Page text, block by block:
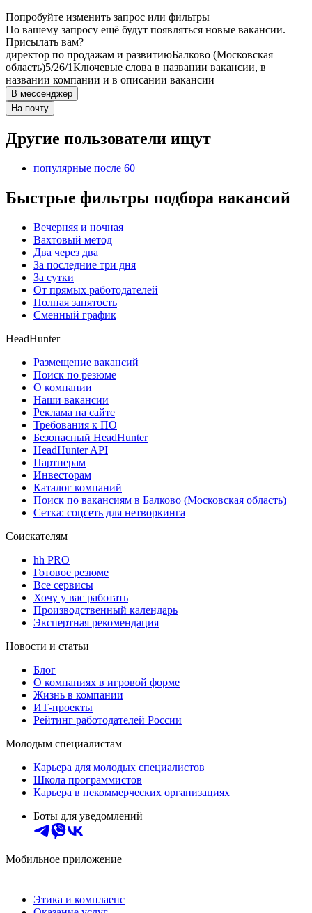
Попробуйте изменить запрос или фильтры
По вашему запросу ещё будут появляться новые вакансии.
Присылать вам?
директор по продажам и развитиюБалково (Московская
область)5/26/1Ключевые слова в названии вакансии, в
названии компании и в описании вакансии
В мессенджер
На почту
Другие пользователи ищут
популярные после 60
Быстрые фильтры подбора вакансий
Вечерняя и ночная
Вахтовый метод
Два через два
За последние три дня
За сутки
От прямых работодателей
Полная занятость
Сменный график
HeadHunter
Размещение вакансий
Поиск по резюме
О компании
Наши вакансии
Реклама на сайте
Требования к ПО
Безопасный HeadHunter
HeadHunter API
Партнерам
Инвесторам
Каталог компаний
Поиск по вакансиям в Балково (Московская область)
Сетка: соцсеть для нетворкинга
Соискателям
hh PRO
Готовое резюме
Все сервисы
Хочу у вас работать
Производственный календарь
Экспертная рекомендация
Новости и статьи
Блог
О компаниях в игровой форме
Жизнь в компании
ИТ-проекты
Рейтинг работодателей России
Молодым специалистам
Карьера для молодых специалистов
Школа программистов
Карьера в некоммерческих организациях
Боты для уведомлений
Мобильное приложение
Этика и комплаенс